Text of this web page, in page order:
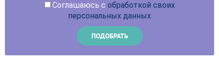
Соглашаюсь с обработкой своих
персональных данных